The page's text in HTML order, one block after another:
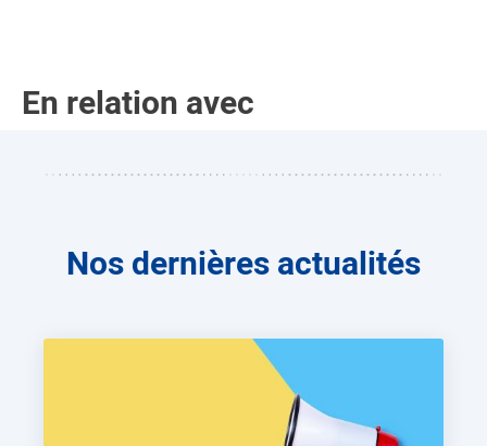
En relation avec
Nos dernières actualités